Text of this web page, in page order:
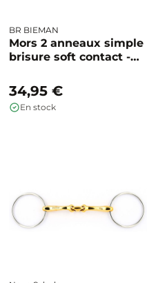
BR BIEMAN
Mors 2 anneaux simple
brisure soft contact -
34,95 €
En stock